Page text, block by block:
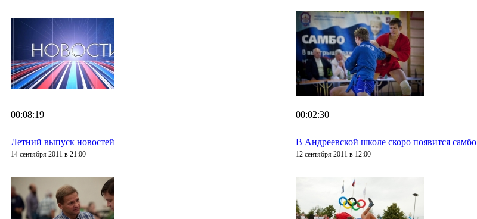
00:08:19
Летний выпуск новостей
14 сентября 2011 в 21:00
00:02:30
В Андреевской школе скоро появится самбо
12 сентября 2011 в 12:00